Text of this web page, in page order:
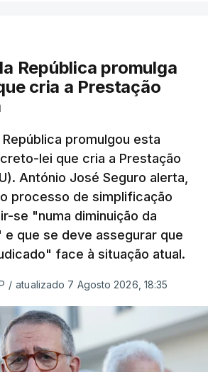
República promulga
cria a Prestação
promulgou esta
lei que cria a Prestação
António José Seguro alerta,
processo de simplificação
se "numa diminuição da
que se deve assegurar que
face à situação atual.
/ atualizado 7 Agosto 2026, 18:35